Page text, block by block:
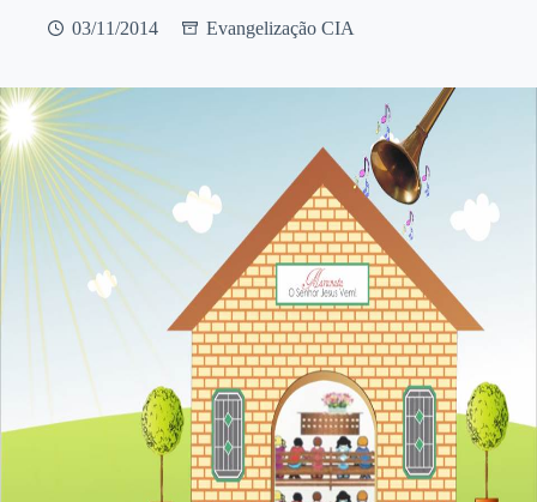
03/11/2014 Evangelização CIA